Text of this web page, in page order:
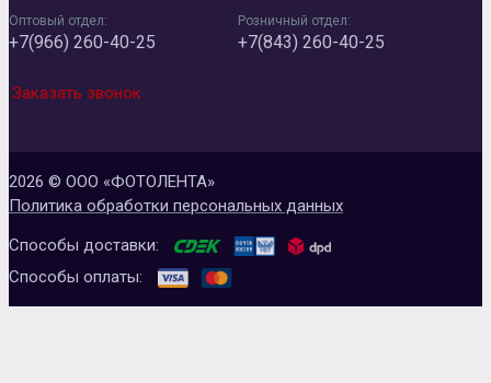
Оптовый отдел:
+7(966) 260-40-25
Розничный отдел:
+7(843) 260-40-25
Заказать звонок
2026 © ООО «ФОТОЛЕНТА»
Политика обработки персональных данных
Способы доставки:
Способы оплаты: